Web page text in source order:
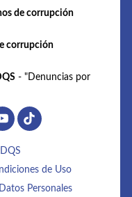
de corrupción
corrupción
- "Denuncias por
de Uso
Personales